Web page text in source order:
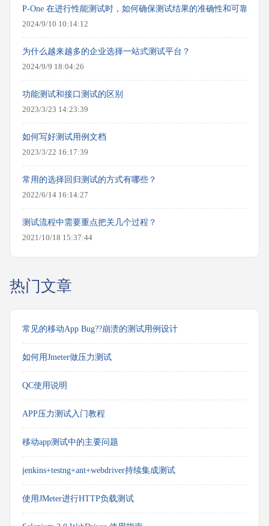
P-One 在进行性能测试时，如何确保测试结果的准确性和可靠性？
2024/9/10 10:14:12
为什么越来越多的企业选择一站式测试平台？
2024/9/9 18:04:26
功能测试和接口测试的区别
2023/3/23 14:23:39
如何写好测试用例文档
2023/3/22 16:17:39
常用的选择回归测试的方式有哪些？
2022/6/14 16:14:27
测试流程中需要重点把关几个过程？
2021/10/18 15:37:44
热门文章
常见的移动App Bug??崩溃的测试用例设计
如何用Jmeter做压力测试
QC使用说明
APP压力测试入门教程
移动app测试中的主要问题
jenkins+testng+ant+webdriver持续集成测试
使用JMeter进行HTTP负载测试